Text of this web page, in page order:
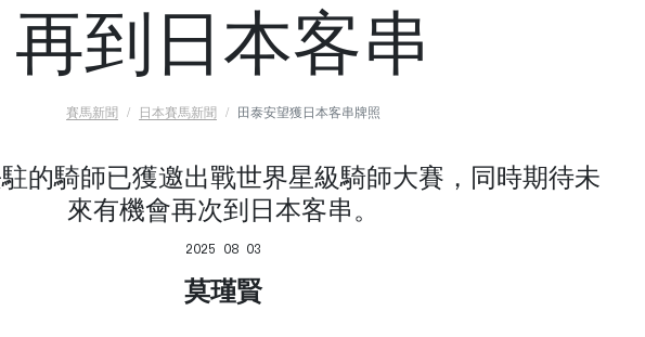
再到日本客串
賽馬新聞 日本賽馬新聞 田泰安望獲日本客串牌照
的騎師已獲邀出戰世界星級騎師大賽，同時期待未
來有機會再次到日本客串。
2025 08 03
莫瑾賢